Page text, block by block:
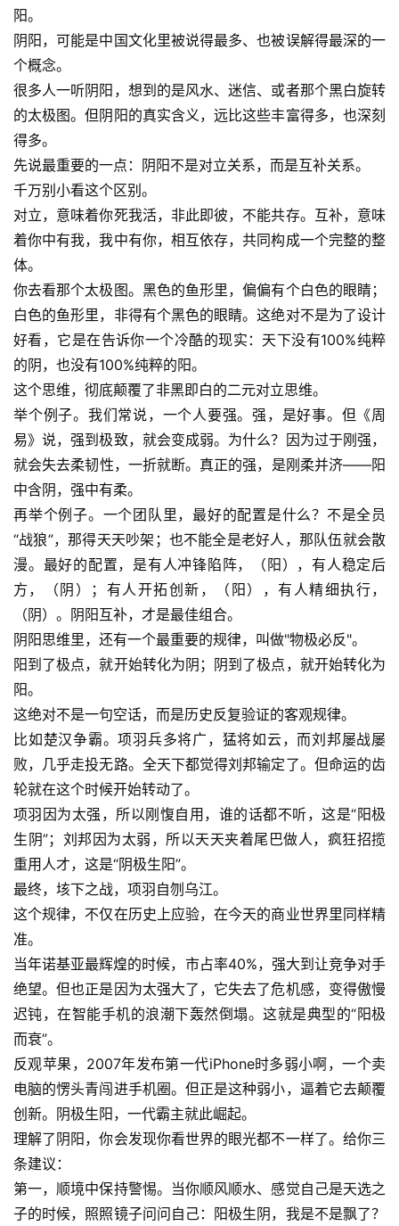
阳。
阴阳，可能是中国文化里被说得最多、也被误解得最深的一
个概念。
很多人一听阴阳，想到的是风水、迷信、或者那个黑白旋转
的太极图。但阴阳的真实含义，远比这些丰富得多，也深刻
得多。
先说最重要的一点：阴阳不是对立关系，而是互补关系。
千万别小看这个区别。
对立，意味着你死我活，非此即彼，不能共存。互补，意味
着你中有我，我中有你，相互依存，共同构成一个完整的整
体。
你去看那个太极图。黑色的鱼形里，偏偏有个白色的眼睛；
白色的鱼形里，非得有个黑色的眼睛。这绝对不是为了设计
好看，它是在告诉你一个冷酷的现实：天下没有100%纯粹
的阴，也没有100%纯粹的阳。
这个思维，彻底颠覆了非黑即白的二元对立思维。
举个例子。我们常说，一个人要强。强，是好事。但《周
易》说，强到极致，就会变成弱。为什么？因为过于刚强，
就会失去柔韧性，一折就断。真正的强，是刚柔并济——阳
中含阴，强中有柔。
再举个例子。一个团队里，最好的配置是什么？不是全员
“战狼”，那得天天吵架；也不能全是老好人，那队伍就会散
漫。最好的配置，是有人冲锋陷阵，（阳），有人稳定后
方，（阴）；有人开拓创新，（阳），有人精细执行，
（阴）。阴阳互补，才是最佳组合。
阴阳思维里，还有一个最重要的规律，叫做"物极必反"。
阳到了极点，就开始转化为阴；阴到了极点，就开始转化为
阳。
这绝对不是一句空话，而是历史反复验证的客观规律。
比如楚汉争霸。项羽兵多将广，猛将如云，而刘邦屡战屡
败，几乎走投无路。全天下都觉得刘邦输定了。但命运的齿
轮就在这个时候开始转动了。
项羽因为太强，所以刚愎自用，谁的话都不听，这是“阳极
生阴”；刘邦因为太弱，所以天天夹着尾巴做人，疯狂招揽
重用人才，这是“阴极生阳”。
最终，垓下之战，项羽自刎乌江。
这个规律，不仅在历史上应验，在今天的商业世界里同样精
准。
当年诺基亚最辉煌的时候，市占率40%，强大到让竞争对手
绝望。但也正是因为太强大了，它失去了危机感，变得傲慢
迟钝，在智能手机的浪潮下轰然倒塌。这就是典型的“阳极
而衰”。
反观苹果，2007年发布第一代iPhone时多弱小啊，一个卖
电脑的愣头青闯进手机圈。但正是这种弱小，逼着它去颠覆
创新。阴极生阳，一代霸主就此崛起。
理解了阴阳，你会发现你看世界的眼光都不一样了。给你三
条建议：
第一，顺境中保持警惕。当你顺风顺水、感觉自己是天选之
子的时候，照照镜子问问自己：阳极生阴，我是不是飘了？